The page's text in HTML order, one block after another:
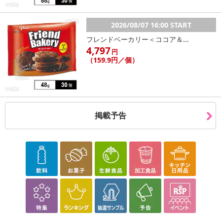
2026/08/07 16:00 START
フレンドベーカリー＜ココア＆...
4,797円
（159.9円／個）
掲載予告